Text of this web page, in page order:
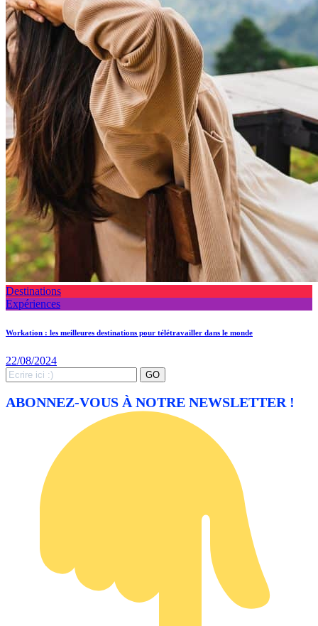
Destinations
Expériences
Workation : les meilleures destinations pour télétravailler dans le monde
22/08/2024
Search
for:
GO
ABONNEZ-VOUS À NOTRE NEWSLETTER !